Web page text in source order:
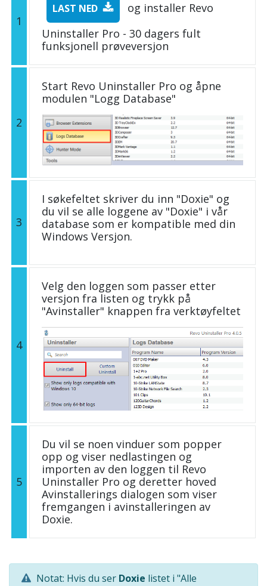
1
LAST NED
og installer Revo
Uninstaller Pro - 30 dagers fult
funksjonell prøveversjon
2
Start Revo Uninstaller Pro og åpne
modulen "Logg Database"
3
I søkefeltet skriver du inn "Doxie" og
du vil se alle loggene av "Doxie" i vår
database som er kompatible med din
Windows Versjon.
4
Velg den loggen som passer etter
versjon fra listen og trykk på
"Avinstaller" knappen fra verktøyfeltet
5
Du vil se noen vinduer som popper
opp og viser nedlastingen og
importen av den loggen til Revo
Uninstaller Pro og deretter hoved
Avinstallerings dialogen som viser
fremgangen i avinstalleringen av
Doxie.
Notat: Hvis du ser Doxie listet i "Alle